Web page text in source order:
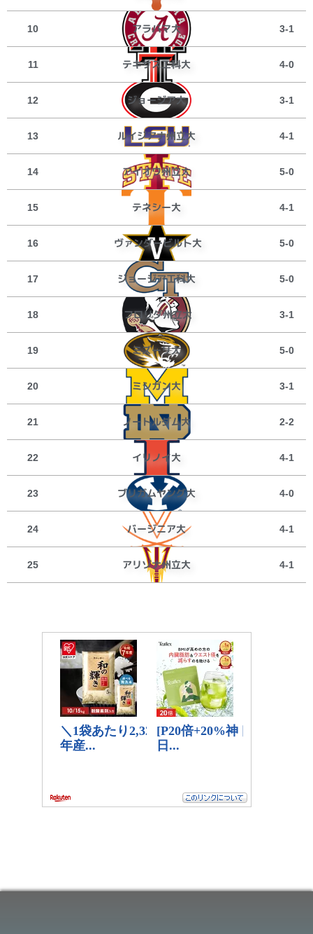
10 アラバマ大 3-1
11 テキサス工科大 4-0
12 ジョージア大 3-1
13 ルイジアナ州立大 4-1
14 アイオワ州立大 5-0
15 テネシー大 4-1
16 ヴァンダービルト大 5-0
17 ジョージア工科大 5-0
18 フロリダ州立大 3-1
19 ミズーリ大 5-0
20 ミシガン大 3-1
21 ノートルダム大 2-2
22 イリノイ大 4-1
23 ブリガムヤング大 4-0
24 バージニア大 4-1
25 アリゾナ州立大 4-1